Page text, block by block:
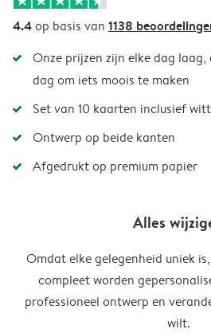
4.4op basis van 1138
Onze prijzen zijn elke dag laag,
dag om iets moois te maken
Set van 10 kaarten inclusief
Ontwerp op beide kanten
Afgedrukt op premium papier
Alles
Omdat elke gelegenheid uniek
compleet worden
professioneel ontwerp en
wilt.